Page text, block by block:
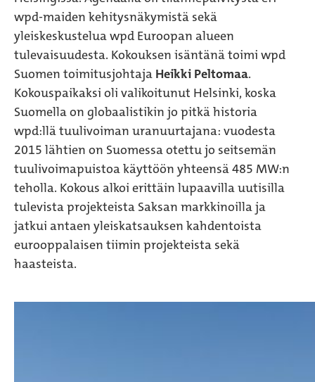
wpd-maiden kehitysnäkymistä sekä
yleiskeskustelua wpd Euroopan alueen
tulevaisuudesta. Kokouksen isäntänä toimi wpd
Suomen toimitusjohtaja Heikki Peltomaa.
Kokouspaikaksi oli valikoitunut Helsinki, koska
Suomella on globaalistikin jo pitkä historia
wpd:llä tuulivoiman uranuurtajana: vuodesta
2015 lähtien on Suomessa otettu jo seitsemän
tuulivoimapuistoa käyttöön yhteensä 485 MW:n
teholla. Kokous alkoi erittäin lupaavilla uutisilla
tulevista projekteista Saksan markkinoilla ja
jatkui antaen yleiskatsauksen kahdentoista
eurooppalaisen tiimin projekteista sekä
haasteista.